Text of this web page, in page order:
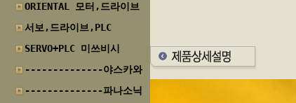
ORIENTAL 모터,드라이브
서보,드라이브,PLC
SERVO+PLC 미쓰비시
--------------야스카와
--------------파나소닉